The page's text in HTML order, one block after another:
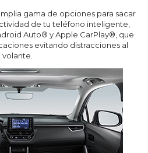
gama de opciones para sacar
de tu teléfono inteligente,
Auto® y Apple CarPlay®, que
evitando distracciones al
volante.